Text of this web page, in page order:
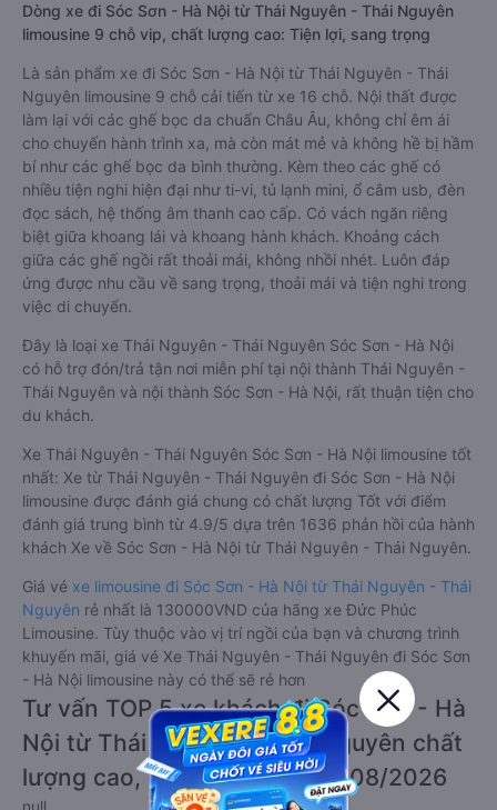
Dòng xe đi Sóc Sơn - Hà Nội từ Thái Nguyên - Thái Nguyên
limousine 9 chỗ vip, chất lượng cao: Tiện lợi, sang trọng
Là sản phẩm xe đi Sóc Sơn - Hà Nội từ Thái Nguyên - Thái
Nguyên limousine 9 chỗ cải tiến từ xe 16 chỗ. Nội thất được
làm lại với các ghế bọc da chuẩn Châu Âu, không chỉ êm ái
cho chuyến hành trình xa, mà còn mát mẻ và không hề bị hầm
bí như các ghế bọc da bình thường. Kèm theo các ghế có
nhiều tiện nghi hiện đại như ti-vi, tủ lạnh mini, ổ cắm usb, đèn
đọc sách, hệ thống âm thanh cao cấp. Có vách ngăn riêng
biệt giữa khoang lái và khoang hành khách. Khoảng cách
giữa các ghế ngồi rất thoải mái, không nhồi nhét. Luôn đáp
ứng được nhu cầu về sang trọng, thoải mái và tiện nghi trong
việc di chuyển.
Đây là loại xe Thái Nguyên - Thái Nguyên Sóc Sơn - Hà Nội
có hỗ trợ đón/trả tận nơi miễn phí tại nội thành Thái Nguyên -
Thái Nguyên và nội thành Sóc Sơn - Hà Nội, rất thuận tiện cho
du khách.
Xe Thái Nguyên - Thái Nguyên Sóc Sơn - Hà Nội limousine tốt
nhất: Xe từ Thái Nguyên - Thái Nguyên đi Sóc Sơn - Hà Nội
limousine được đánh giá chung có chất lượng Tốt với điểm
đánh giá trung bình từ 4.9/5 dựa trên 1636 phản hồi của hành
khách Xe về Sóc Sơn - Hà Nội từ Thái Nguyên - Thái Nguyên.
Giá vé xe limousine đi Sóc Sơn - Hà Nội từ Thái Nguyên - Thái
Nguyên rẻ nhất là 130000VND của hãng xe Đức Phúc
Limousine. Tùy thuộc vào vị trí ngồi của bạn và chương trình
khuyến mãi, giá vé Xe Thái Nguyên - Thái Nguyên đi Sóc Sơn
- Hà Nội limousine này có thể sẽ rẻ hơn
Tư vấn TOP 5 xe khách đi Sóc Sơn - Hà
Nội từ Thái Nguyên - Thái Nguyên chất
lượng cao, uy tín, giá rẻ nhất 08/2026
null